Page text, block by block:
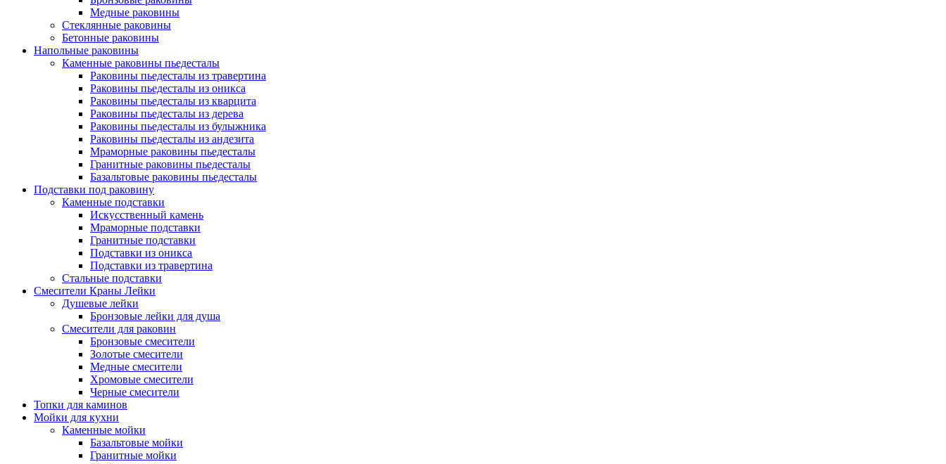
Медные раковины
Стеклянные раковины
Бетонные раковины
Напольные раковины
Каменные раковины пьедесталы
Раковины пьедесталы из травертина
Раковины пьедесталы из оникса
Раковины пьедесталы из кварцита
Раковины пьедесталы из дерева
Раковины пьедесталы из булыжника
Раковины пьедесталы из андезита
Мраморные раковины пьедесталы
Гранитные раковины пьедесталы
Базальтовые раковины пьедесталы
Подставки под раковину
Каменные подставки
Искусственный камень
Мраморные подставки
Гранитные подставки
Подставки из оникса
Подставки из травертина
Стальные подставки
Смесители Краны Лейки
Душевые лейки
Бронзовые лейки для душа
Смесители для раковин
Бронзовые смесители
Золотые смесители
Медные смесители
Хромовые смесители
Черные смесители
Топки для каминов
Мойки для кухни
Каменные мойки
Базальтовые мойки
Гранитные мойки